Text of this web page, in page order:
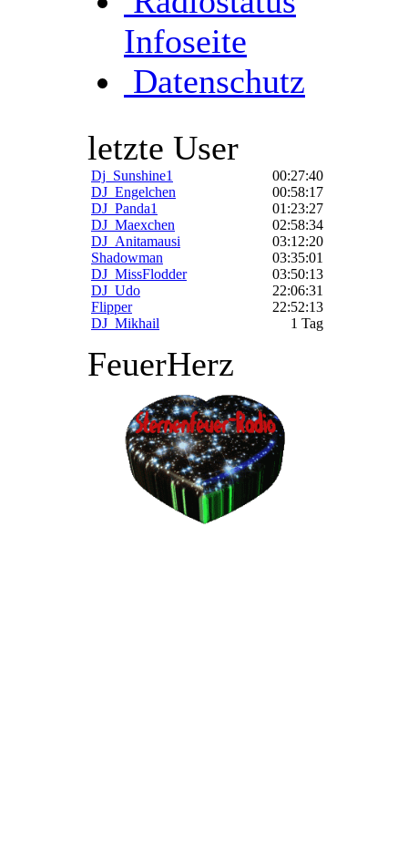
Infoseite
Datenschutz
letzte User
Dj_Sunshine1
00:27:40
DJ_Engelchen
00:58:17
DJ_Panda1
01:23:27
DJ_Maexchen
02:58:34
DJ_Anitamausi
03:12:20
Shadowman
03:35:01
DJ_MissFlodder
03:50:13
DJ_Udo
22:06:31
Flipper
22:52:13
DJ_Mikhail
1 Tag
FeuerHerz